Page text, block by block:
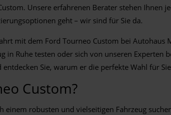
Unsere erfahrenen Berater stehen
geht – wir sind für Sie da.
mit dem Ford Tourneo Custom bei
in Ruhe testen oder sich von unseren
Sie, warum er die perfekte Wahl für
Custom?
robusten und vielseitigen Fahrzeug